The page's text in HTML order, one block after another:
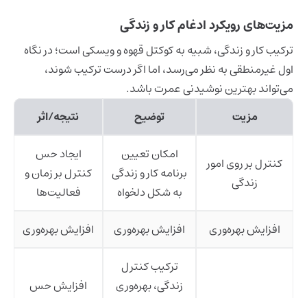
مزیت‌های رویکرد ادغام کار و زندگی
ترکیب کار و زندگی، شبیه به کوکتل قهوه و ویسکی است؛ در نگاه
اول غیرمنطقی به نظر می‌رسد، اما اگر درست ترکیب شوند،
می‌تواند بهترین نوشیدنی عمرت باشد.
مزیت
توضیح نتیجه/اثر
کنترل بر روی امور
زندگی
امکان تعیین
برنامه کار و زندگی
به شکل دلخواه
ایجاد حس
کنترل بر زمان و
فعالیت‌ها
افزایش بهره‌وری
افزایش بهره‌وری افزایش بهره‌وری
ترکیب کنترل
زندگی، بهره‌وری
افزایش حس